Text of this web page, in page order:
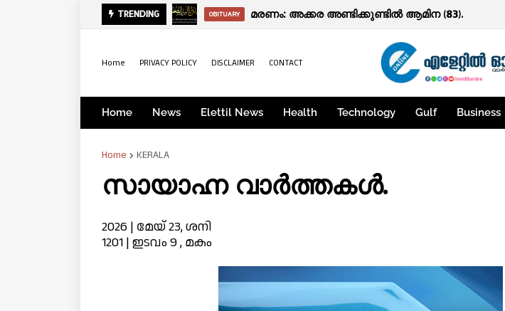
TRENDING OBITUARY മരണം: അക്കര അണ്ടിക്കുണ്ടിൽ ആമിന (83).
THAMARASSERY ഫ്രഷ് കട്ട് ഉത്തരവിന് സ്റ്റേ ; ഫാക്ടറിയിൽ
Home PRIVACY POLICY DISCLAIMER CONTACT
Home News Elettil News Health Technology Gulf Business
Home KERALA
സായാഹ്ന വാര്‍ത്തകള്‍.
2026 | മേയ് 23, ശനി
1201 | ഇടവം 9 , മകം